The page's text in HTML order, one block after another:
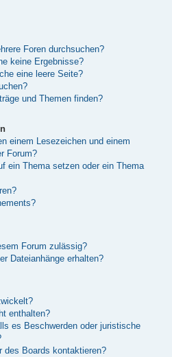
Foren durchsuchen?
keine Ergebnisse?
eine leere Seite?
und Themen finden?
einem Lesezeichen und einem
Forum?
ein Thema setzen oder ein Thema
Forum zulässig?
Dateianhänge erhalten?
enthalten?
es Beschwerden oder juristische
des Boards kontaktieren?